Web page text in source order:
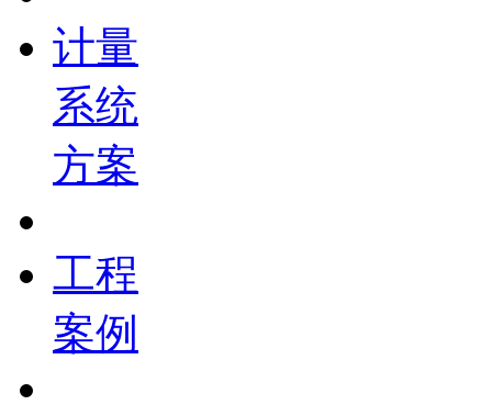
计量
系统
方案
工程
案例